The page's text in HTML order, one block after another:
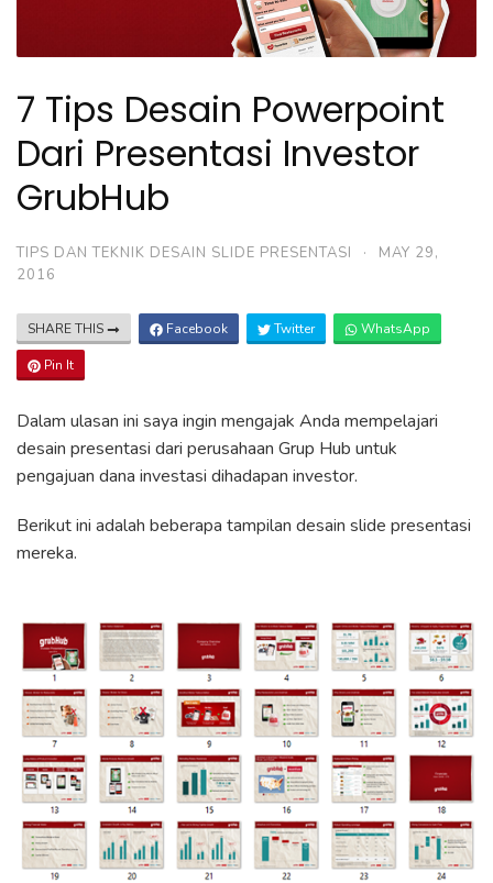
7 Tips Desain Powerpoint
Dari Presentasi Investor
GrubHub
TIPS DAN TEKNIK DESAIN SLIDE PRESENTASI ·
MAY 29,
2016
SHARE THIS Facebook Twitter WhatsApp
Pin It
Dalam ulasan ini saya ingin mengajak Anda mempelajari
desain presentasi dari perusahaan Grup Hub untuk
pengajuan dana investasi dihadapan investor.
Berikut ini adalah beberapa tampilan desain slide presentasi
mereka.